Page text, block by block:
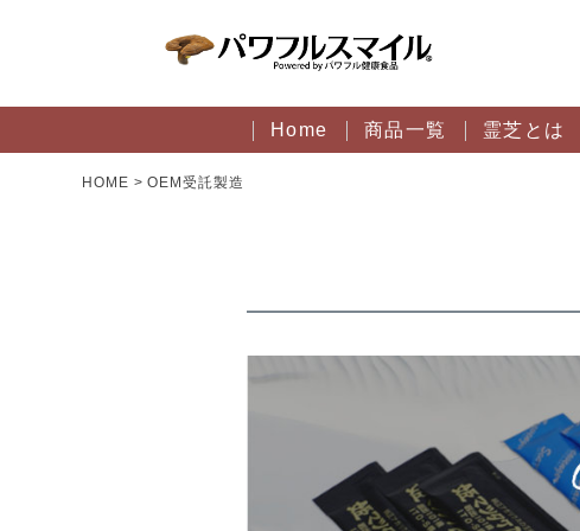
Home 商品一覧 霊芝とは
HOME OEM受託製造